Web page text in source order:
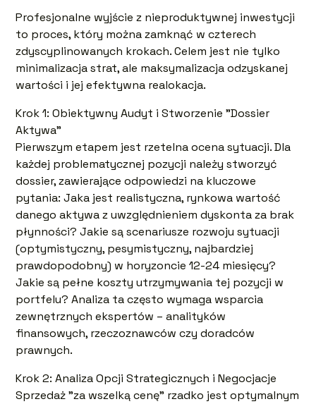
Profesjonalne wyjście z nieproduktywnej inwestycji
to proces, który można zamknąć w czterech
zdyscyplinowanych krokach. Celem jest nie tylko
minimalizacja strat, ale maksymalizacja odzyskanej
wartości i jej efektywna realokacja.
Krok 1: Obiektywny Audyt i Stworzenie "Dossier
Aktywa"
Pierwszym etapem jest rzetelna ocena sytuacji. Dla
każdej problematycznej pozycji należy stworzyć
dossier, zawierające odpowiedzi na kluczowe
pytania: Jaka jest realistyczna, rynkowa wartość
danego aktywa z uwzględnieniem dyskonta za brak
płynności? Jakie są scenariusze rozwoju sytuacji
(optymistyczny, pesymistyczny, najbardziej
prawdopodobny) w horyzoncie 12-24 miesięcy?
Jakie są pełne koszty utrzymywania tej pozycji w
portfelu? Analiza ta często wymaga wsparcia
zewnętrznych ekspertów – analityków
finansowych, rzeczoznawców czy doradców
prawnych.
Krok 2: Analiza Opcji Strategicznych i Negocjacje
Sprzedaż "za wszelką cenę" rzadko jest optymalnym